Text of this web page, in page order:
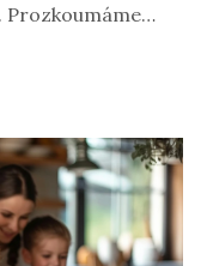
Prozkoumáme
vás, jak správně